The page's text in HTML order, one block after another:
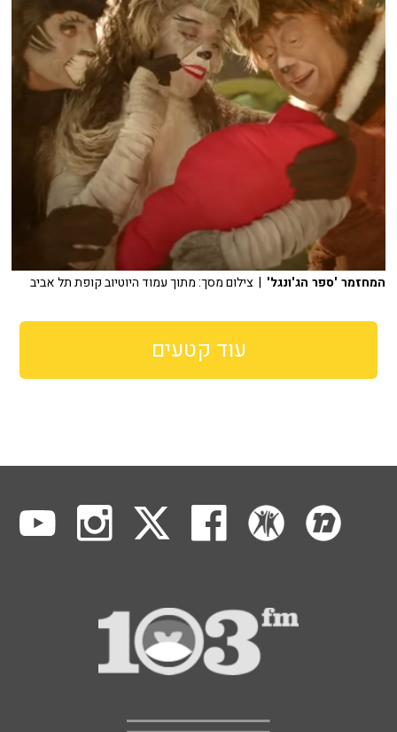
המחזמר 'ספר הג'ונגל' | צילום מסך: מתוך עמוד היוטיוב קופת תל אביב
עוד קטעים